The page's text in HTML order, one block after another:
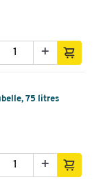
+
75 litres
+